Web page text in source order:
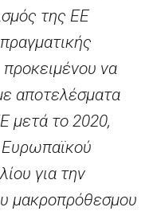
της ΕΕ
να
αποτελέσματα
μετά το 2020,
Ευρωπαϊκού
για την
μακροπρόθεσμου